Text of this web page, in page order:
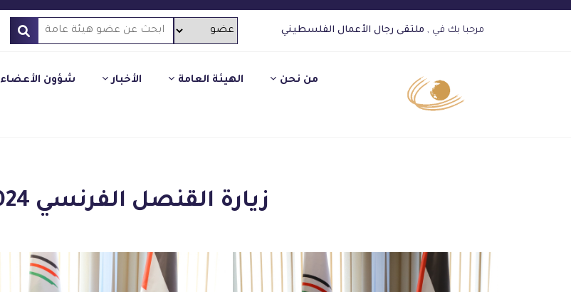
مرحبا بك في , ملتقى رجال الأعمال الفلسطيني
من نحن الهيئة العامة الأخبار شؤون الأعضاء
زيارة القنصل الفرنسي 04.07.2024